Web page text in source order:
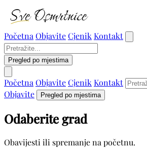
Početna ObjaviteCjenik Kontakt
Pregled po mjestima
Početna ObjaviteCjenik Kontakt
Objavite
Pregled po mjestima
Odaberite grad
Obavijesti ili spremanje na početnu.